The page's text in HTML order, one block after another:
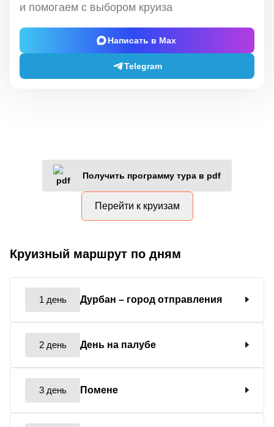
и помогаем с выбором круиза
Написать в Max
Telegram
Получить программу тура в pdf
Перейти к круизам
Круизный маршрут по дням
1 день Дурбан – город отправления
2 день День на палубе
3 день Помене